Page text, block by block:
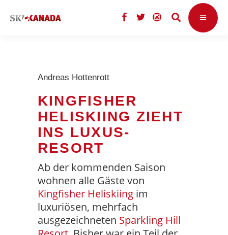
Andreas Hottenrott
KINGFISHER
HELISKIING ZIEHT
INS LUXUS-
RESORT
Ab der kommenden Saison
wohnen alle Gäste von
Kingfisher Heliskiing im
luxuriösen, mehrfach
ausgezeichneten Sparkling Hill